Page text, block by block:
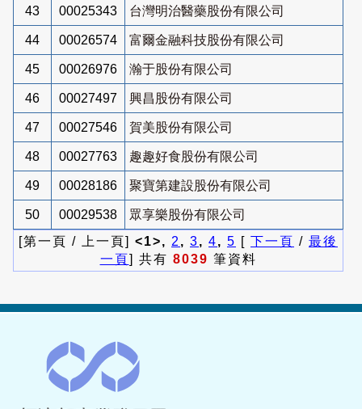
43 00025343 台灣明治醫藥股份有限公司
44 00026574 富爾金融科技股份有限公司
45 00026976 瀚于股份有限公司
46 00027497 興昌股份有限公司
47 00027546 賀美股份有限公司
48 00027763 趣趣好食股份有限公司
49 00028186 聚寶第建設股份有限公司
50 00029538
眾享樂股份有限公司
[第一頁 / 上一頁] <1>, 2 , 3, 4, 5 [ 下一頁 / 最後
一頁] 共有 8039 筆資料